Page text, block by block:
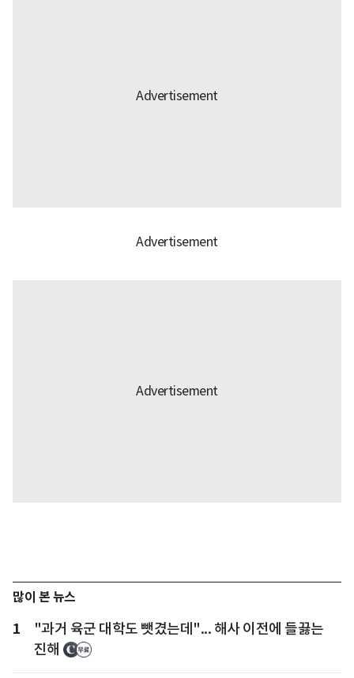
많이 본 뉴스
1
"과거 육군 대학도 뺏겼는데"... 해사 이전에 들끓는
진해